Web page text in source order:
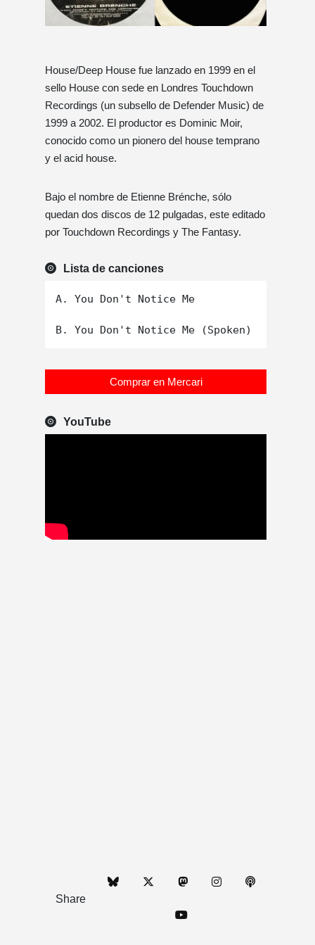
House/Deep House fue lanzado en 1999 en el
sello House con sede en Londres Touchdown
Recordings (un subsello de Defender Music) de
1999 a 2002. El productor es Dominic Moir,
conocido como un pionero del house temprano
y el acid house.
Bajo el nombre de Etienne Brénche, sólo
quedan dos discos de 12 pulgadas, este editado
por Touchdown Recordings y The Fantasy.
Lista de canciones
A. You Don't Notice Me
Comprar en Mercari
YouTube
Share